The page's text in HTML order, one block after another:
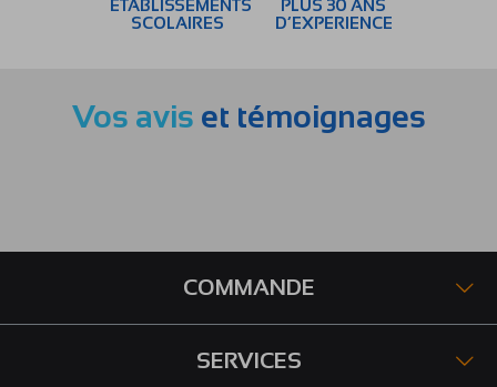
ÉTABLISSEMENTS
SCOLAIRES
PLUS 30 ANS
D’EXPERIENCE
Vos avis et témoignages
COMMANDE
SERVICES